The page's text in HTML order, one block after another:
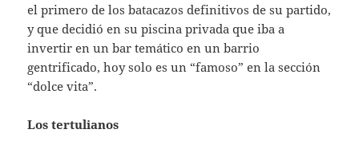
el primero de los batacazos definitivos de su partido,
y que decidió en su piscina privada que iba a
invertir en un bar temático en un barrio
gentrificado, hoy solo es un “famoso” en la sección
“dolce vita”.
Los tertulianos